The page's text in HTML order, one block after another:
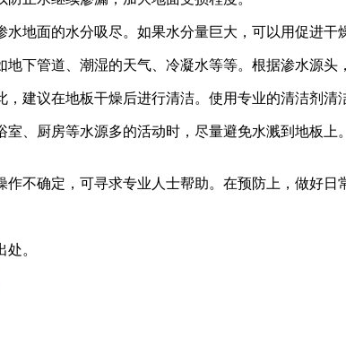
地面的水分吸尽。如果水分量巨大，可以用促进干
下管道、潮湿的天气、冷凝水等等。根据渗水源头
建议在地板干燥后进行清洁。使用专业的清洁剂清
、厨房等水源多的活动时，尽量避免水溅到地板
不确定，可寻求专业人士帮助。在预防上，做好日
。